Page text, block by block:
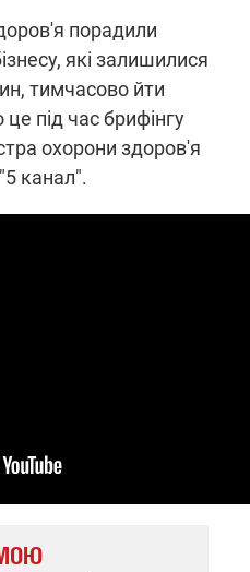
порадили
які залишилися
тимчасово йти
під час брифінгу
охорони здоров'я
канал".